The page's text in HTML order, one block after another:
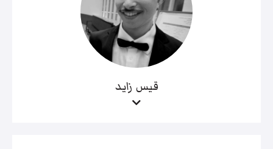
قيس زايد